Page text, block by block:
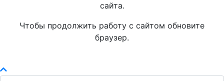
сайта.
Чтобы продолжить работу с сайтом обновите
браузер.